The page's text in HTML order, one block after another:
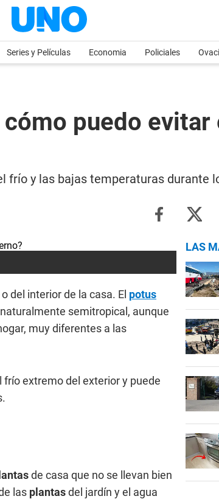
Series y Películas Economia Policiales
puedo evitar
frío y las bajas temperaturas durante
del interior de la casa. El potus
semitropical, aunque
muy diferentes a las
frío extremo del exterior y puede
de casa que no se llevan bien
las plantasdel jardín y el agua
LAS